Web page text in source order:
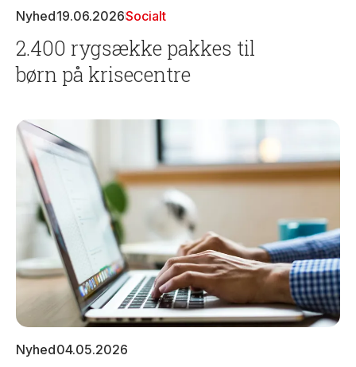
Nyhed19.06.2026Socialt
2.400 rygsække pakkes til
børn på krisecentre
Nyhed04.05.2026